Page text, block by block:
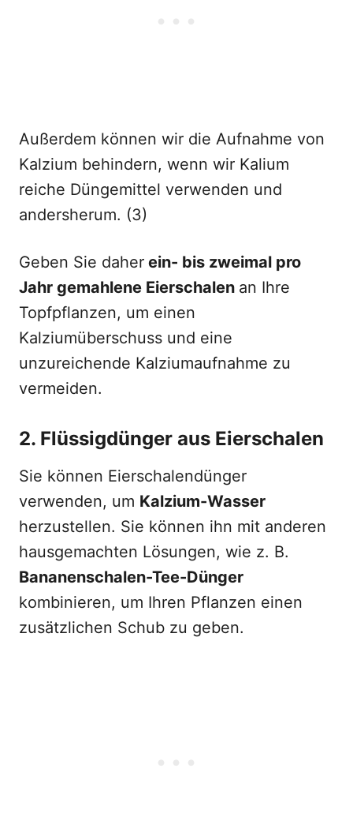
Außerdem können wir die Aufnahme von
Kalzium behindern, wenn wir Kalium
reiche Düngemittel verwenden und
andersherum. (3)
Geben Sie daher ein- bis zweimal pro
Jahr gemahlene Eierschalen an Ihre
Topfpflanzen, um einen
Kalziumüberschuss und eine
unzureichende Kalziumaufnahme zu
vermeiden.
2. Flüssigdünger aus Eierschalen
Sie können Eierschalendünger
verwenden, um Kalzium-Wasser
herzustellen. Sie können ihn mit anderen
hausgemachten Lösungen, wie z. B.
Bananenschalen-Tee-Dünger
kombinieren, um Ihren Pflanzen einen
zusätzlichen Schub zu geben.